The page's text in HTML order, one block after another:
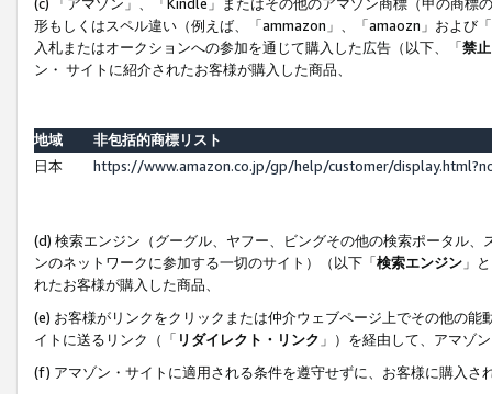
形もしくはスペル違い（例えば、「ammazon」、「amaozn」および
入札またはオークションへの参加を通じて購入した広告（以下、「禁
ン・ サイトに紹介されたお客様が購入した商品、
地域
非包括的商標リスト
日本
https://www.amazon.co.jp/gp/help/customer/
(d) 検索エンジン（グーグル、ヤフー、ビングその他の検索ポータル
ンのネットワークに参加する一切のサイト）（以下「検索エンジン 」
れたお客様が購入した商品、
(e) お客様がリンクをクリックまたは仲介ウェブページ上でその他の
イトに送るリンク（「 リダイレクト・リンク 」）を経由して、アマゾ
(f) アマゾン・サイトに適用される条件を遵守せずに、お客様に購入さ